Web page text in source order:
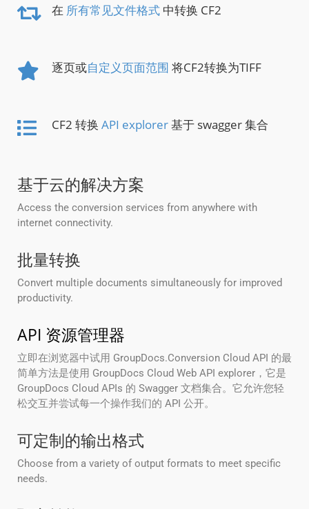
在 所有常见文件格式 中转换 CF2
逐页或自定义页面范围 将CF2转换为TIFF
CF2 转换 API explorer基于 swagger 集合
基于云的解决方案
Access the conversion services from anywhere with
internet connectivity.
批量转换
Convert multiple documents simultaneously for improved
productivity.
API 资源管理器
立即在浏览器中试用 GroupDocs.Conversion Cloud API 的最
简单方法是使用 GroupDocs Cloud Web API explorer，它是
GroupDocs Cloud APIs 的 Swagger 文档集合。它允许您轻
松交互并尝试每一个操作我们的 API 公开。
可定制的输出格式
Choose from a variety of output formats to meet specific
needs.